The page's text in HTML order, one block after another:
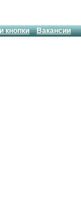
кнопки Вакансии